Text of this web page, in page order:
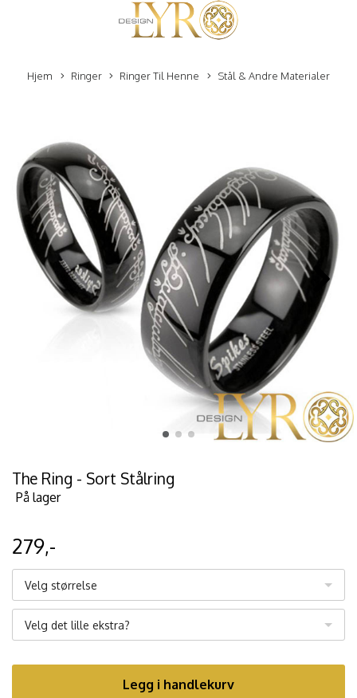
Hjem Ringer Ringer Til Henne Stål & Andre Materialer
The Ring - Sort Stålring
På lager
279,-
Velg størrelse
Velg det lille ekstra?
Legg i handlekurv